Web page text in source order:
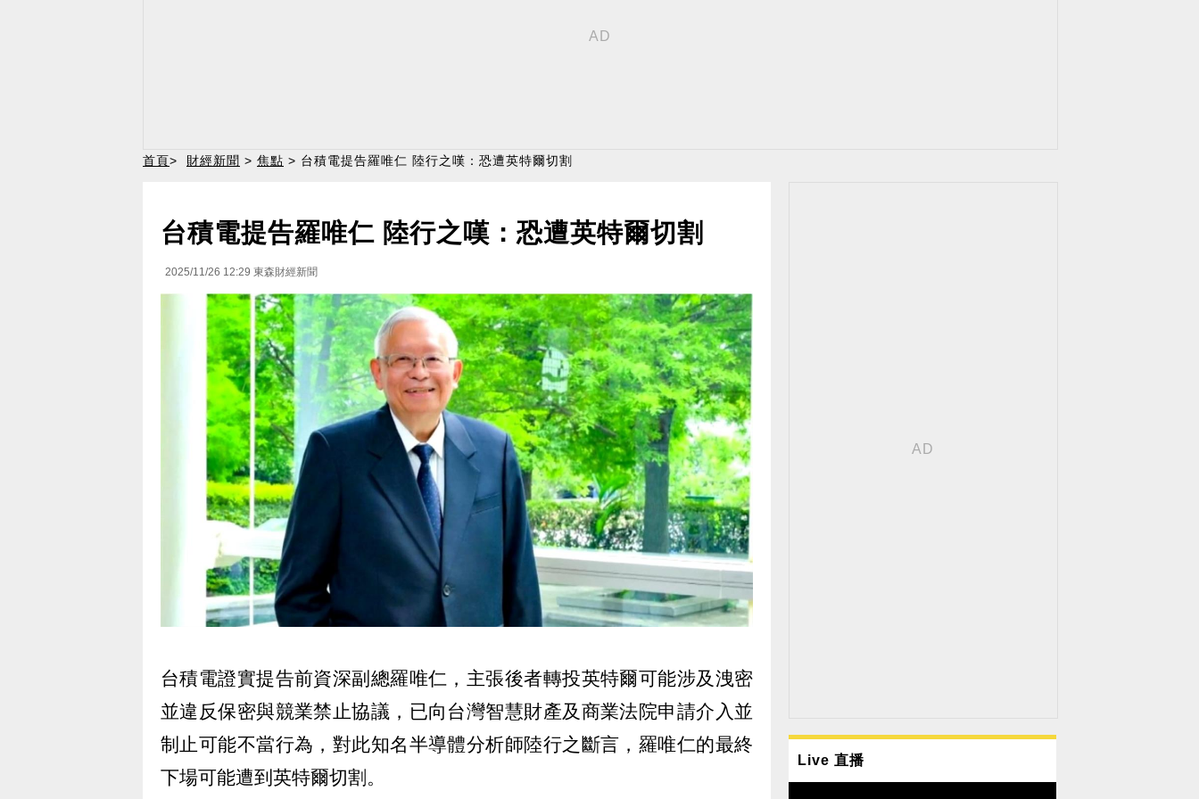
首頁> 財經新聞 > 焦點 > 台積電提告羅唯仁 陸行之嘆：恐遭英特爾切割
台積電提告羅唯仁 陸行之嘆：恐遭英特爾切割
2025/11/26 12:29 東森財經新聞
台積電證實提告前資深副總羅唯仁，主張後者轉投英特爾可能涉及洩密
並違反保密與競業禁止協議，已向台灣智慧財產及商業法院申請介入並
制止可能不當行為，對此知名半導體分析師陸行之斷言，羅唯仁的最終
下場可能遭到英特爾切割。
Live 直播